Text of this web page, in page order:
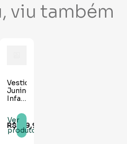
viu também
Vestido
Junino
Infantil
Ranya
R$
159,90
Ver
produto